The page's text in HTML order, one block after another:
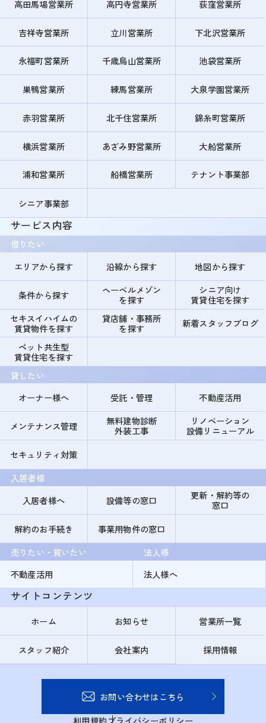
高田馬場営業所 高円寺営業所 荻窪営業所
吉祥寺営業所 立川営業所 下北沢営業所
永福町営業所 千歳烏山営業所 池袋営業所
巣鴨営業所 練馬営業所 大泉学園営業所
赤羽営業所 北千住営業所 錦糸町営業所
横浜営業所 あざみ野営業所 大船営業所
浦和営業所 船橋営業所 テナント事業部
シニア事業部
サービス内容
借りたい
エリアから探す
沿線から探す 地図から探す
条件から探す
ヘーベルメゾン
を探す
シニア向け
賃貸住宅を探す
セキスイハイムの
賃貸物件を探す
貸店舗・事務所
を探す
新着スタッフブログ
ペット共生型
賃貸住宅を探す
貸したい
オーナー様へ
受託・管理 不動産活用
メンテナンス管理
無料建物診断
外装工事
リノベーション
設備リニューアル
セキュリティ対策
入居者様
入居者様へ
設備等の窓口
更新・解約等の
窓口
解約のお手続き
事業用物件の窓口
売りたい・買いたい
不動産活用
法人様
法人様へ
サイトコンテンツ
ホーム お知らせ 営業所一覧
スタッフ紹介 会社案内 採用情報
お問い合わせはこちら
利用規約プライバシーポリシー